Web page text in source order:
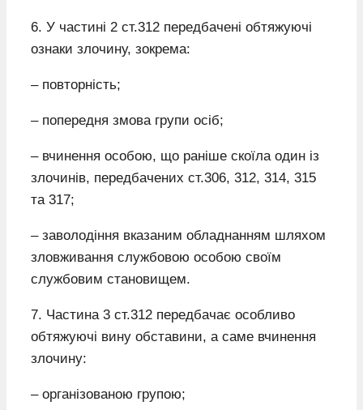
6. У частині 2 ст.312 передбачені обтяжуючі
ознаки злочину, зокрема:
– повторність;
– попередня змова групи осіб;
– вчинення особою, що раніше скоїла один із
злочинів, передбачених ст.306, 312, 314, 315
та 317;
– заволодіння вказаним обладнанням шляхом
зловживання службовою особою своїм
службовим становищем.
7. Частина 3 ст.312 передбачає особливо
обтяжуючі вину обставини, а саме вчинення
злочину:
– організованою групою;